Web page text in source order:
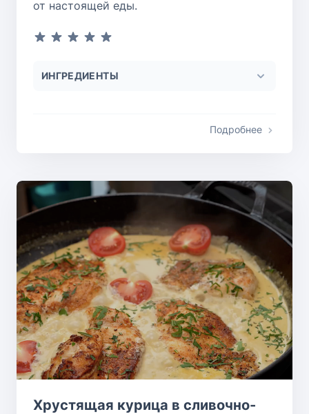
от настоящей еды.
ИНГРЕДИЕНТЫ
Подробнее
Хрустящая курица в сливочно-